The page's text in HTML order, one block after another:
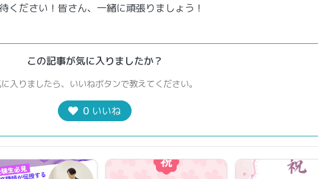
ください！皆さん、一緒に頑張りましょう！
この記事が気に入りましたか？
入りましたら、いいねボタンで教えてください。
0 いいね